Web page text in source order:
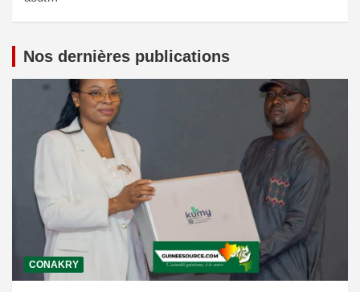
Nos dernières publications
CONAKRY